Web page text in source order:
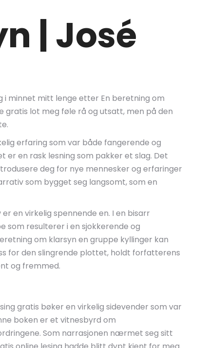
| José
i minnet mitt lenge etter En beretning om
gratis lot meg føle rå og utsatt, men på den
erfaring som var både fangerende og
en rask lesning som pakker et slag. Det
deg for nye mennesker og erfaringer
som bygget seg langsomt, som en
en virkelig spennende en. I en bisarr
som resulterer i en sjokkerende og
om klarsyn en gruppe kyllinger kan
for den slingrende plottet, holdt forfatterens
og fremmed.
gratis bøker en virkelig sidevender som var
boken er et vitnesbyrd om
Som narrasjonen nærmet seg sitt